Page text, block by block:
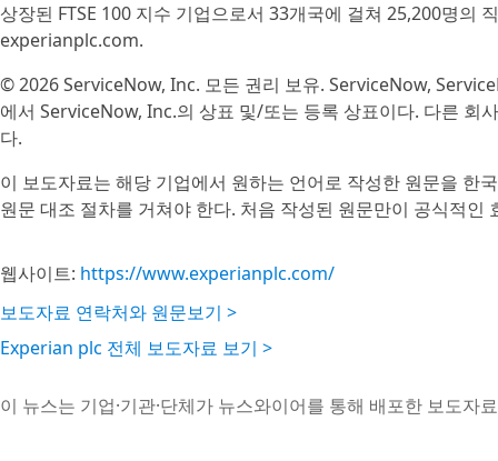
상장된 FTSE 100 지수 기업으로서 33개국에 걸쳐 25,200명의
experianplc.com.
© 2026 ServiceNow, Inc. 모든 권리 보유. ServiceNow,
에서 ServiceNow, Inc.의 상표 및/또는 등록 상표이다. 다른 회
다.
이 보도자료는 해당 기업에서 원하는 언어로 작성한 원문을 한
원문 대조 절차를 거쳐야 한다. 처음 작성된 원문만이 공식적
웹사이트: https://www.experianplc.com/
보도자료 연락처와 원문보기 >
Experian plc 전체 보도자료 보기 >
이 뉴스는 기업·기관·단체가 뉴스와이어를 통해 배포한 보도자